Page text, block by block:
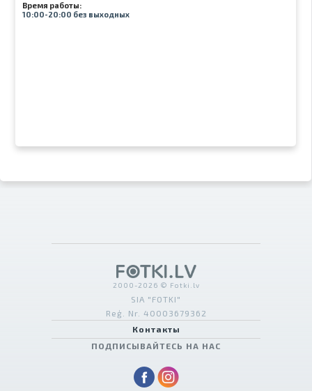
Время работы:
10:00-20:00 без выходных
2000-2026 © Fotki.lv
SIA "FOTKI"
Reģ. Nr. 40003679362
Контакты
ПОДПИСЫВАЙТЕСЬ НА НАС